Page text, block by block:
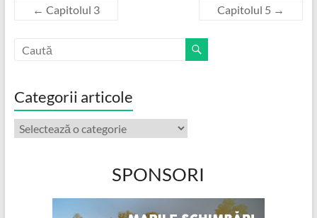
← Capitolul 3 Capitolul 5 →
Categorii articole
Categorii
articole
SPONSORI